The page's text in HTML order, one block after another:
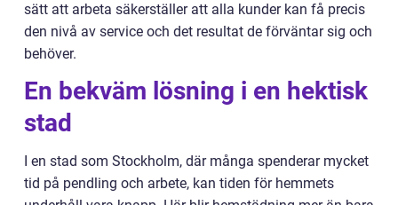
sätt att arbeta säkerställer att alla kunder kan få precis
den nivå av service och det resultat de förväntar sig och
behöver.
En bekväm lösning i en hektisk
stad
I en stad som Stockholm, där många spenderar mycket
tid på pendling och arbete, kan tiden för hemmets